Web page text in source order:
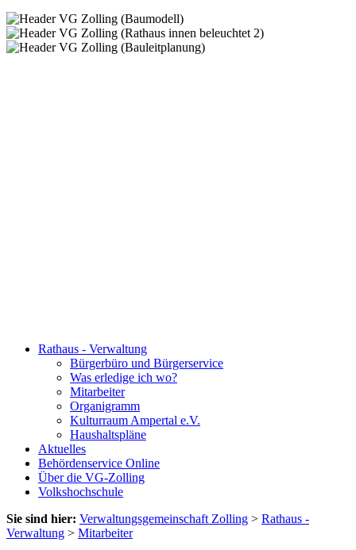
Rathaus - Verwaltung
Bürgerbüro und Bürgerservice
Was erledige ich wo?
Mitarbeiter
Organigramm
Kulturraum Ampertal e.V.
Haushaltspläne
Aktuelles
Behördenservice Online
Über die VG-Zolling
Volkshochschule
Sie sind hier: Verwaltungsgemeinschaft Zolling > Rathaus -
Verwaltung > Mitarbeiter